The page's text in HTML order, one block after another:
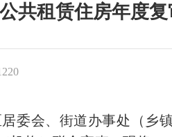
共租赁住房年度
会、街道办事处（乡